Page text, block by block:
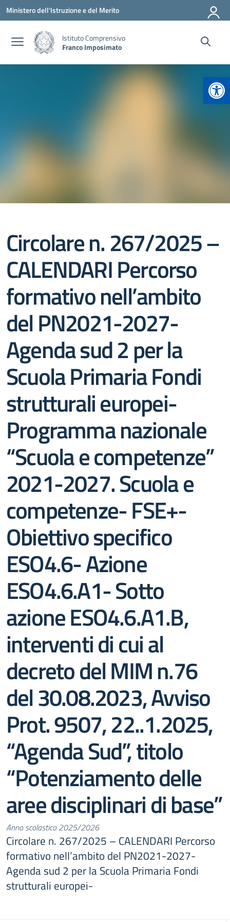
Vai ai contenuti
Vai al menu di navigazione
Vai al footer
Ministero dell'Istruzione e del Merito
Istituto Comprensivo
Franco Imposimato
Circolare n. 267/2025 –
CALENDARI Percorso
formativo nell’ambito
del PN2021-2027-
Agenda sud 2 per la
Scuola Primaria Fondi
strutturali europei-
Programma nazionale
“Scuola e competenze”
2021-2027. Scuola e
competenze- FSE+-
Obiettivo specifico
ESO4.6- Azione
ESO4.6.A1- Sotto
azione ESO4.6.A1.B,
interventi di cui al
decreto del MIM n.76
del 30.08.2023, Avviso
Prot. 9507, 22..1.2025,
“Agenda Sud”, titolo
“Potenziamento delle
aree disciplinari di base”
Anno scolastico 2025/2026
Circolare n. 267/2025 – CALENDARI Percorso
formativo nell’ambito del PN2021-2027-
Agenda sud 2 per la Scuola Primaria Fondi
strutturali europei-